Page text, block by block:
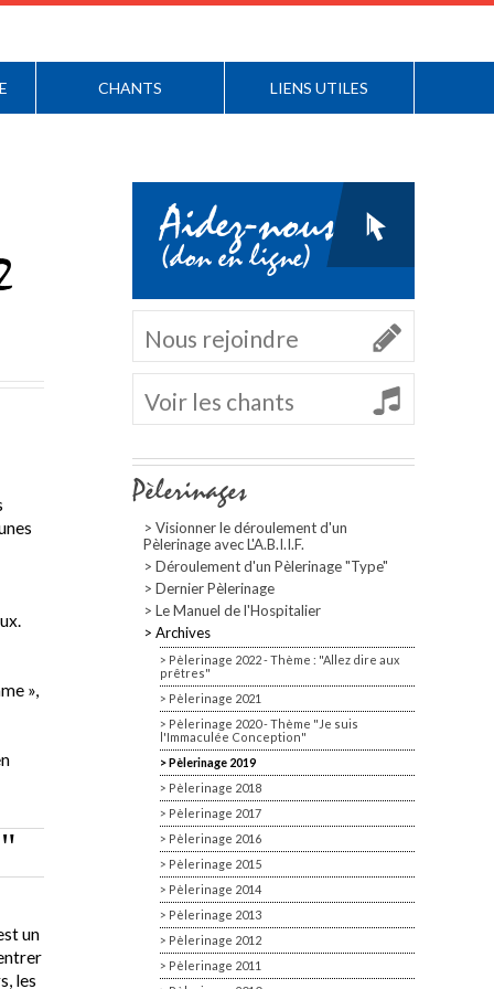
CHANTS LIENS UTILES
Aidez-nous
(don en ligne)
Nous rejoindre
Voir les chants
Navigation
Pèlerinages
Visionner le déroulement d'un
Pèlerinage avec L'A.B.I.I.F.
Déroulement d'un Pèlerinage "Type"
Dernier Pèlerinage
Le Manuel de l'Hospitalier
Archives
Pèlerinage 2022 - Thème : "Allez dire aux
prêtres"
Pèlerinage 2021
Pèlerinage 2020 - Thème "Je suis
l'Immaculée Conception"
Pèlerinage 2019
Pèlerinage 2018
Pèlerinage 2017
Pèlerinage 2016
Pèlerinage 2015
Pèlerinage 2014
Pèlerinage 2013
Pèlerinage 2012
Pèlerinage 2011
»,
un
les